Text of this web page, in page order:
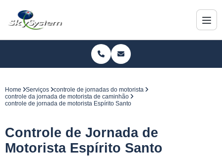
Home Serviços
controle de jornadas do motorista
controle da jornada de motorista de caminhão
controle de jornada de motorista Espírito Santo
Controle de Jornada de
Motorista Espírito Santo